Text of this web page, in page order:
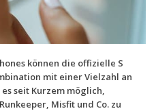
können die offizielle S
mit einer Vielzahl an
seit Kurzem möglich,
Misfit und Co. zu